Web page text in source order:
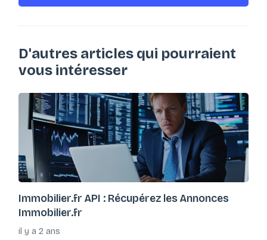
D'autres articles qui pourraient
vous intéresser
Immobilier.fr API : Récupérez les Annonces
Immobilier.fr
il y a 2 ans